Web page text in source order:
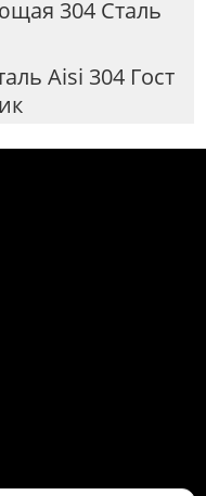
304 Сталь
Aisi 304 Гост